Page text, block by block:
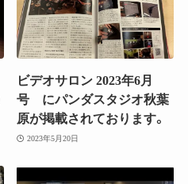
ビデオサロン 2023年6月
号 にパンダスタジオ秋葉
原が掲載されております。
2023年5月20日